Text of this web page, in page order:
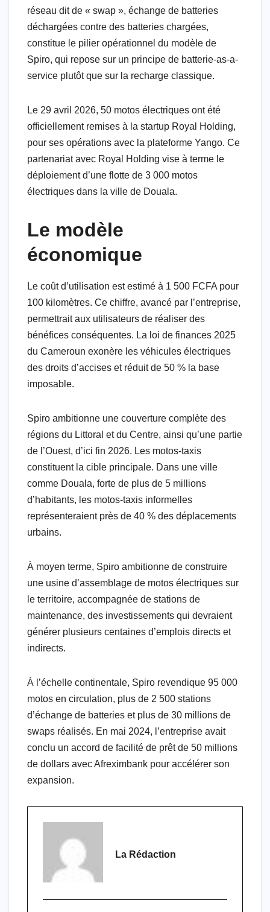
réseau dit de « swap », échange de batteries
déchargées contre des batteries chargées,
constitue le pilier opérationnel du modèle de
Spiro, qui repose sur un principe de batterie-as-a-
service plutôt que sur la recharge classique.
Le 29 avril 2026, 50 motos électriques ont été
officiellement remises à la startup Royal Holding,
pour ses opérations avec la plateforme Yango. Ce
partenariat avec Royal Holding vise à terme le
déploiement d’une flotte de 3 000 motos
électriques dans la ville de Douala.
Le modèle
économique
Le coût d’utilisation est estimé à 1 500 FCFA pour
100 kilomètres. Ce chiffre, avancé par l’entreprise,
permettrait aux utilisateurs de réaliser des
bénéfices conséquentes. La loi de finances 2025
du Cameroun exonère les véhicules électriques
des droits d’accises et réduit de 50 % la base
imposable.
Spiro ambitionne une couverture complète des
régions du Littoral et du Centre, ainsi qu’une partie
de l’Ouest, d’ici fin 2026. Les motos-taxis
constituent la cible principale. Dans une ville
comme Douala, forte de plus de 5 millions
d’habitants, les motos-taxis informelles
représenteraient près de 40 % des déplacements
urbains.
À moyen terme, Spiro ambitionne de construire
une usine d’assemblage de motos électriques sur
le territoire, accompagnée de stations de
maintenance, des investissements qui devraient
générer plusieurs centaines d’emplois directs et
indirects.
À l’échelle continentale, Spiro revendique 95 000
motos en circulation, plus de 2 500 stations
d’échange de batteries et plus de 30 millions de
swaps réalisés. En mai 2024, l’entreprise avait
conclu un accord de facilité de prêt de 50 millions
de dollars avec Afreximbank pour accélérer son
expansion.
La Rédaction